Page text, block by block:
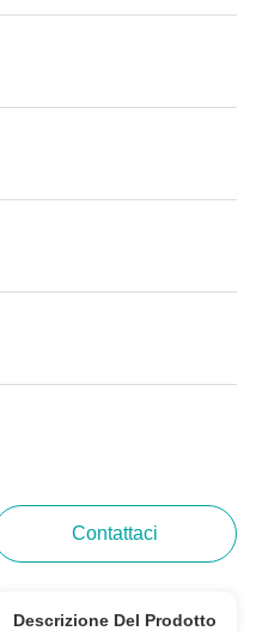
Contattaci
Descrizione Del Prodotto